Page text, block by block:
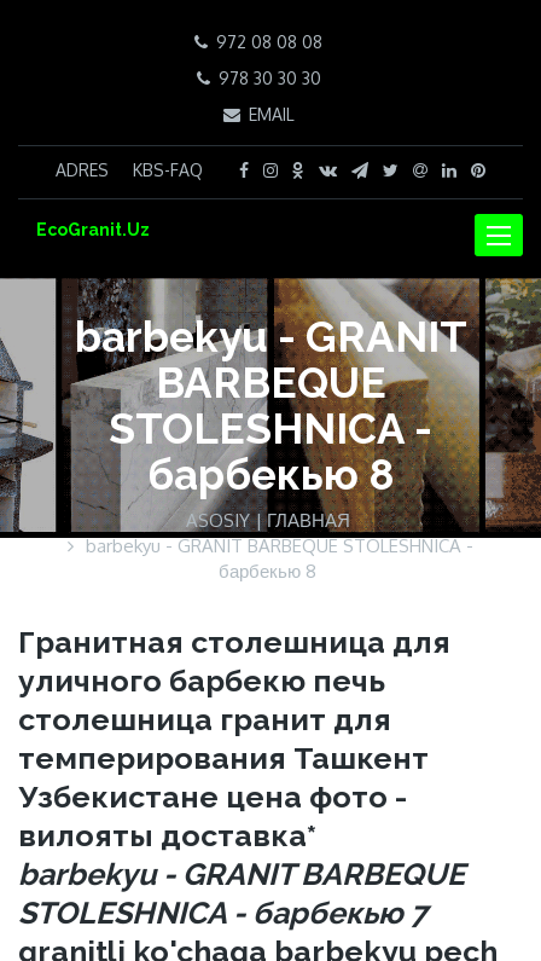
972 08 08 08
978 30 30 30
EMAIL
ADRES KBS-FAQ
EcoGranit.Uz
barbekyu - GRANIT
BARBEQUE
STOLESHNICA -
барбекью 8
ASOSIY | ГЛАВНАЯ
barbekyu - GRANIT BARBEQUE STOLESHNICA -
барбекью 8
Гранитная столешница для
уличного барбекю печь
столешница гранит для
темперирования Ташкент
Узбекистане цена фото -
вилояты доставка*
barbekyu - GRANIT BARBEQUE
STOLESHNICA - барбекью 7
granitli ko'chaga barbekyu pech